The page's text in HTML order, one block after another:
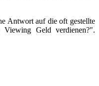
Antwort auf die oft gestellte
Geld verdienen?".